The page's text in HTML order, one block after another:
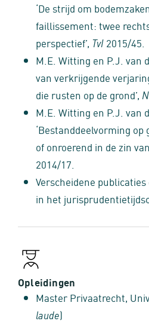
‘De strijd om
faillissement: twee
perspectief’, TvI 2015/45.
M.E. Witting en P.J. van
van verkrijgende
die rusten op de grond’,
M.E. Witting en P.J. van
‘Bestanddeelvorming
of onroerend in de zin
2014/17.
Verscheidene
in het
Opleidingen
Master Privaatrecht,
laude)